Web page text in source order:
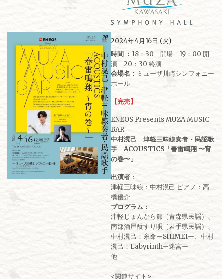
2024年4月16日 (火)
時間 ： 18：30 開場 19：00 開
演 20：30 終演
会場名： ミューザ川崎シンフォニー
ホール
【完売】
ENEOS Presents MUZA MUSIC
BAR
中村滉己 津軽三味線奏者・民謡歌
手 ACOUSTICS「春雷鳴翔 〜宵
の巻〜」
出演者 ：
津軽三味線：中村滉己 ピアノ：高
橋優介
プログラム：
津軽じょんから節（青森県民謡）、
南部酒屋酛すり唄（岩手県民謡）、
中村滉己：糸命ーSHIMEIー、中村
滉己：Labyrinthー迷宮ー
他
<関連サイト>